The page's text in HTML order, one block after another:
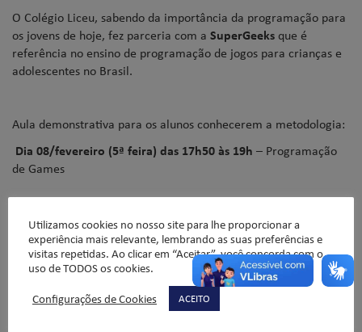
O Colégio Liceu, sabendo da importância da programação para
os jovens de hoje, fez parceria com a SuperGeeks que é
referência no ensino de programação de jogos para crianças e
adolescentes no Brasil.
Aula demonstrativa para os alunos conhecerem a metodologia:
Dia 08/fevereiro (5ª feira) das 17h50 às 19h – Programação
de Games
CliqueAQUIpara se inscrever nas aulas
demonstrativas (escolher a turma antes de clicar em
MATRICULAR).
Equipe de Tecnologia da Educação – Liceu
Utilizamos cookies no nosso site para lhe proporcionar a
experiência mais relevante, lembrando as suas preferências e
visitas repetidas. Ao clicar em “Aceitar”, você concorda com o
uso de TODOS os cookies.
Configurações de Cookies
ACEITO